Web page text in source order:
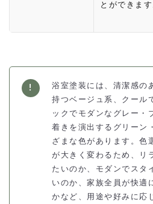
とができます
浴室塗装には、清潔感の
持つベージュ系、クール
ックでモダンなグレー・
着きを演出するグリーン
ざまな色があります。色
が大きく変わるため、リ
たいのか、モダンでスタ
いのか、家族全員が快適
かなど、用途や好みに応